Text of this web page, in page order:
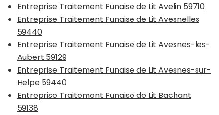
Entreprise Traitement Punaise de Lit Avelin 59710
Entreprise Traitement Punaise de Lit Avesnelles
59440
Entreprise Traitement Punaise de Lit Avesnes-les-
Aubert 59129
Entreprise Traitement Punaise de Lit Avesnes-sur-
Helpe 59440
Entreprise Traitement Punaise de Lit Bachant
59138